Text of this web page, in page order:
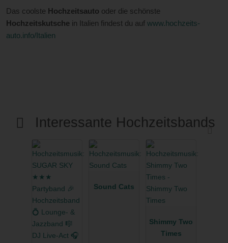
Das coolste Hochzeitsauto oder die schönste
Hochzeitskutsche in Italien findest du auf www.hochzeits-
auto.info/Italien
Interessante Hochzeitsbands
Sound Cats
Shimmy Two
Times